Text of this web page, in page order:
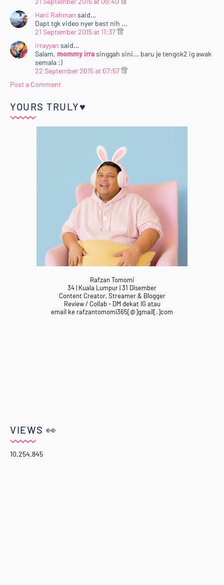
Hani Rahman said…
Dapt tgk video nyer best nih ...
21 September 2015 at 11:37
irrayyan said…
Salam, mommy irrasinggah sini... baru je tengok2 ig awak
semala :)
22 September 2015 at 07:57
Post a Comment
YOURS TRULY♥
Rafzan Tomomi
34 | Kuala Lumpur | 31 Disember
Content Creator, Streamer & Blogger
Review / Collab - DM dekat IG atau
email ke rafzantomomi365[@]gmail[.]com
VIEWS 👀
10,254,845